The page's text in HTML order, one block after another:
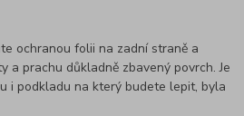
ochranou folii na zadní straně a
a prachu důkladně zbavený povrch. Je
i podkladu na který budete lepit, byla